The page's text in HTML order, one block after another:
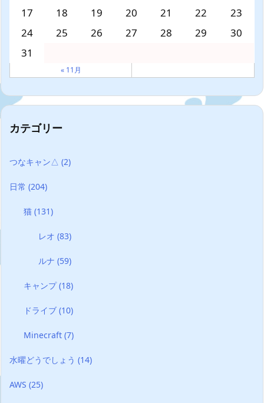
17
18 19 20 21 22
23
24
25 26 27 28 29
30
31
« 11月
カテゴリー
つなキャン△ (2)
日常 (204)
猫(131)
レオ (83)
ルナ (59)
キャンプ(18)
ドライブ(10)
Minecraft(7)
水曜どうでしょう (14)
AWS (25)